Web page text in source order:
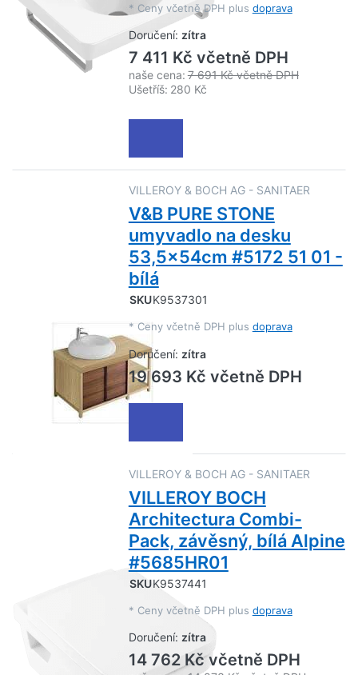
* Ceny včetně DPH plus doprava
Doručení: zítra
7 411 Kč včetně DPH
naše cena: 7 691 Kč včetně DPH
Ušetříš: 280 Kč
VILLEROY & BOCH AG - SANITAER
V&B PURE STONE
umyvadlo na desku
53,5x54cm #5172 51 01 -
bílá
SKUK9537301
* Ceny včetně DPH plus doprava
Doručení: zítra
19 693 Kč včetně DPH
VILLEROY & BOCH AG - SANITAER
VILLEROY BOCH
Architectura Combi-
Pack, závěsný, bílá Alpine
#5685HR01
SKUK9537441
* Ceny včetně DPH plus doprava
Doručení: zítra
14 762 Kč včetně DPH